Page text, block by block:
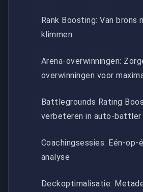
Rank Boosting: Van brons
klimmen
Arena-overwinningen:
overwinningen voor
Battlegrounds Rating
verbeteren in auto-battler
Coachingsessies: Eén-
analyse
Deckoptimalisatie: